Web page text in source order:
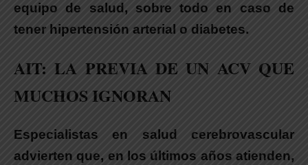
equipo de salud, sobre todo en caso de
tener hipertensión arterial o diabetes.
AIT: LA PREVIA DE UN ACV QUE
MUCHOS IGNORAN
Especialistas en salud cerebrovascular
advierten que, en los últimos años atienden,